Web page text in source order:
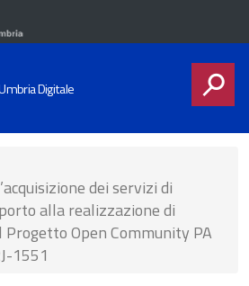
Digitale
dei servizi di
alla realizzazione di
Open Community PA
1551